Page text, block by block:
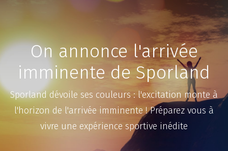
On annonce l'arrivée
imminente de Sporland
Sporland dévoile ses couleurs : l'excitation monte à
l'horizon de l'arrivée imminente ! Préparez vous à
vivre une expérience sportive inédite